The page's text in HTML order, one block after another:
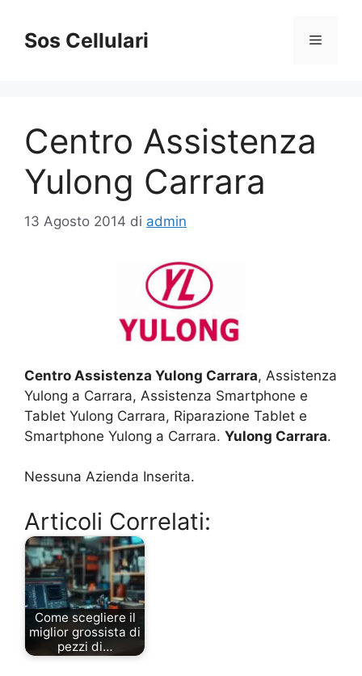
contenuto
Sos Cellulari Menu
Centro Assistenza
Yulong Carrara
13 Agosto 2014 di admin
Centro Assistenza Yulong Carrara, Assistenza
Yulong a Carrara, Assistenza Smartphone e
Tablet Yulong Carrara, Riparazione Tablet e
Smartphone Yulong a Carrara. Yulong Carrara.
Nessuna Azienda Inserita.
Articoli Correlati:
Come scegliere il
miglior grossista di
pezzi di…